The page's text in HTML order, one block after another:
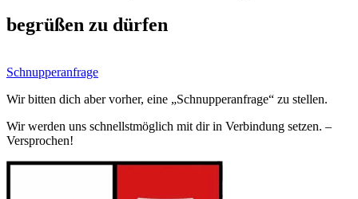
begrüßen zu dürfen
Schnupperanfrage
Wir bitten dich aber vorher, eine „Schnupperanfrage“ zu stellen.
Wir werden uns schnellstmöglich mit dir in Verbindung setzen. –
Versprochen!